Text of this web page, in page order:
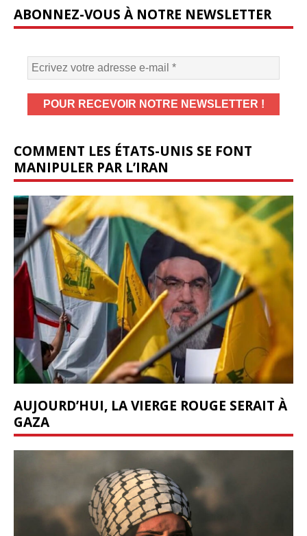
ABONNEZ-VOUS À NOTRE NEWSLETTER
COMMENT LES ÉTATS-UNIS SE FONT
MANIPULER PAR L’IRAN
AUJOURD’HUI, LA VIERGE ROUGE SERAIT À
GAZA